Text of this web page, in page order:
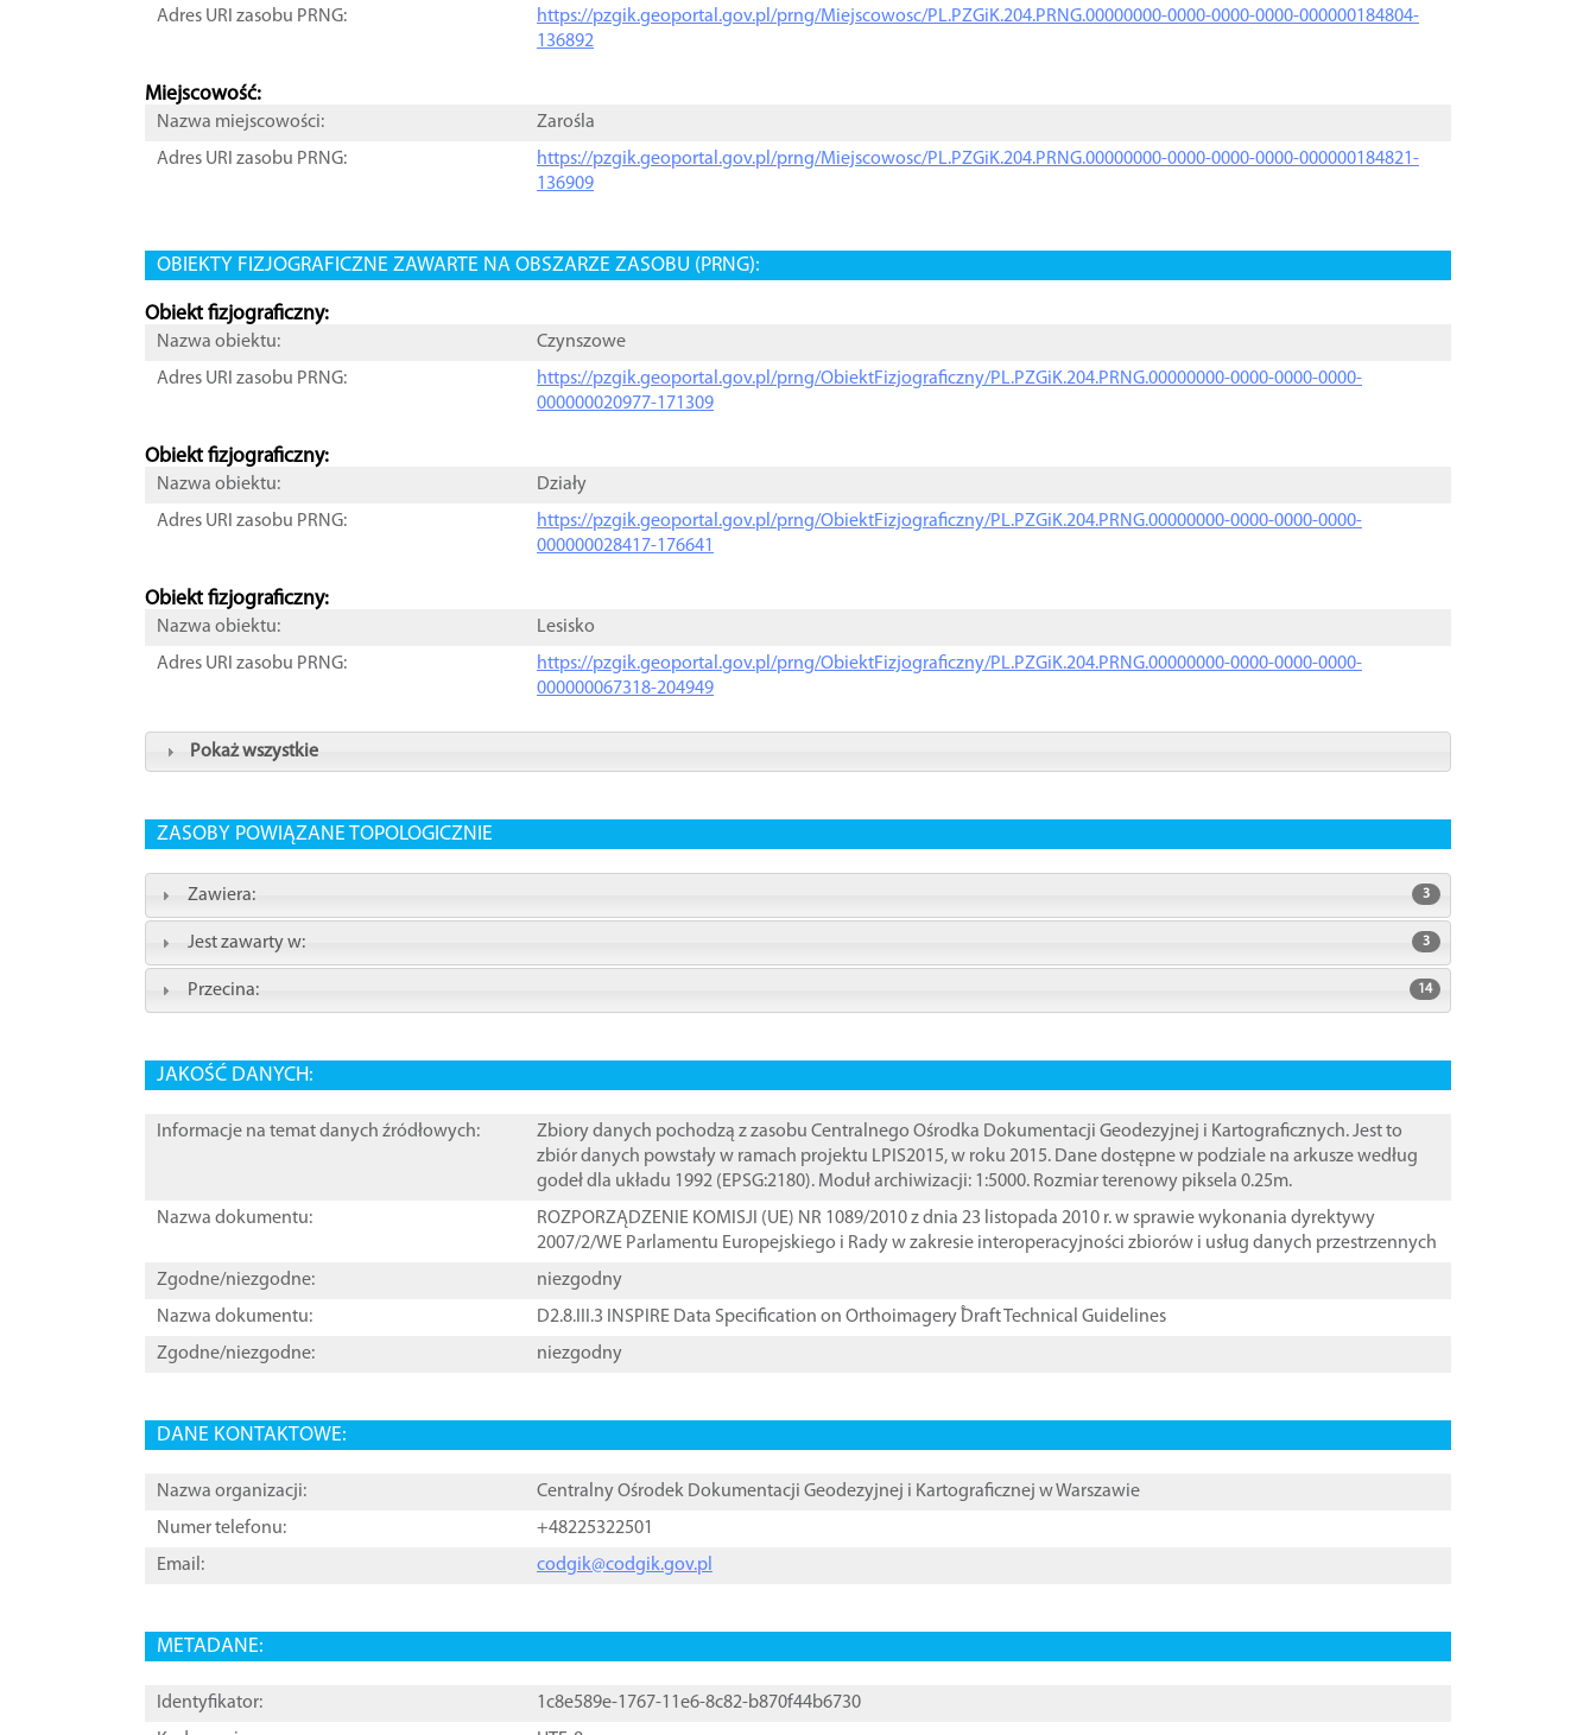
Adres URI zasobu PRNG:
https://pzgik.geoportal.gov.pl/prng/Miejscowosc/PL.PZGiK.204.PRNG.00000000-0000-0000-0000-000000184804-
136892
Miejscowość:
Nazwa miejscowości:
Zarośla
Adres URI zasobu PRNG:
https://pzgik.geoportal.gov.pl/prng/Miejscowosc/PL.PZGiK.204.PRNG.00000000-0000-0000-0000-000000184821-
136909
OBIEKTY FIZJOGRAFICZNE ZAWARTE NA OBSZARZE ZASOBU (PRNG):
Obiekt fizjograficzny:
Nazwa obiektu:
Czynszowe
Adres URI zasobu PRNG:
https://pzgik.geoportal.gov.pl/prng/ObiektFizjograficzny/PL.PZGiK.204.PRNG.00000000-0000-0000-0000-
000000020977-171309
Obiekt fizjograficzny:
Nazwa obiektu:
Działy
Adres URI zasobu PRNG:
https://pzgik.geoportal.gov.pl/prng/ObiektFizjograficzny/PL.PZGiK.204.PRNG.00000000-0000-0000-0000-
000000028417-176641
Obiekt fizjograficzny:
Nazwa obiektu:
Lesisko
Adres URI zasobu PRNG:
https://pzgik.geoportal.gov.pl/prng/ObiektFizjograficzny/PL.PZGiK.204.PRNG.00000000-0000-0000-0000-
000000067318-204949
Pokaż wszystkie
ZASOBY POWIĄZANE TOPOLOGICZNIE
Zawiera: 3
Jest zawarty w: 3
Przecina: 14
JAKOŚĆ DANYCH:
Informacje na temat danych źródłowych:
Zbiory danych pochodzą z zasobu Centralnego Ośrodka Dokumentacji Geodezyjnej i Kartograficznych. Jest to
zbiór danych powstały w ramach projektu LPIS2015, w roku 2015. Dane dostępne w podziale na arkusze według
godeł dla układu 1992 (EPSG:2180). Moduł archiwizacji: 1:5000. Rozmiar terenowy piksela 0.25m.
Nazwa dokumentu:
ROZPORZĄDZENIE KOMISJI (UE) NR 1089/2010 z dnia 23 listopada 2010 r. w sprawie wykonania dyrektywy
2007/2/WE Parlamentu Europejskiego i Rady w zakresie interoperacyjności zbiorów i usług danych przestrzennych
Zgodne/niezgodne:
niezgodny
Nazwa dokumentu:
D2.8.III.3 INSPIRE Data Specification on Orthoimagery ֠Draft Technical Guidelines
Zgodne/niezgodne:
niezgodny
DANE KONTAKTOWE:
Nazwa organizacji:
Centralny Ośrodek Dokumentacji Geodezyjnej i Kartograficznej w Warszawie
Numer telefonu:
+48225322501
Email:
codgik@codgik.gov.pl
METADANE:
Identyfikator:
1c8e589e-1767-11e6-8c82-b870f44b6730